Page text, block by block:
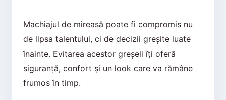
Machiajul de mireasă poate fi compromis nu
de lipsa talentului, ci de decizii greșite luate
înainte. Evitarea acestor greșeli îți oferă
siguranță, confort și un look care va rămâne
frumos în timp.